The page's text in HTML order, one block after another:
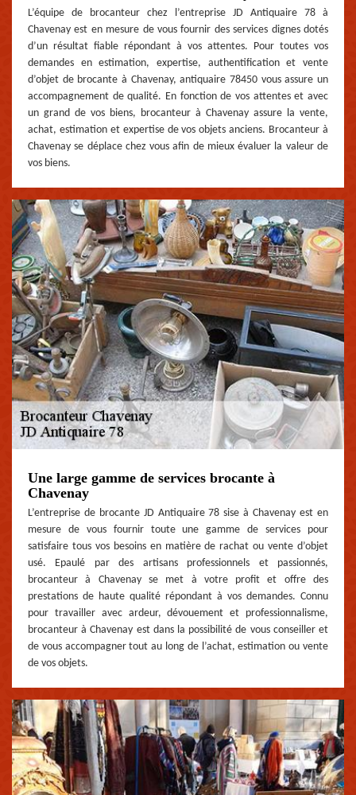
L’équipe de brocanteur chez l’entreprise JD Antiquaire 78 à
Chavenay est en mesure de vous fournir des services dignes dotés
d’un résultat fiable répondant à vos attentes. Pour toutes vos
demandes en estimation, expertise, authentification et vente
d’objet de brocante à Chavenay, antiquaire 78450 vous assure un
accompagnement de qualité. En fonction de vos attentes et avec
un grand de vos biens, brocanteur à Chavenay assure la vente,
achat, estimation et expertise de vos objets anciens. Brocanteur à
Chavenay se déplace chez vous afin de mieux évaluer la valeur de
vos biens.
Une large gamme de services brocante à
Chavenay
L’entreprise de brocante JD Antiquaire 78 sise à Chavenay est en
mesure de vous fournir toute une gamme de services pour
satisfaire tous vos besoins en matière de rachat ou vente d’objet
usé. Epaulé par des artisans professionnels et passionnés,
brocanteur à Chavenay se met à votre profit et offre des
prestations de haute qualité répondant à vos demandes. Connu
pour travailler avec ardeur, dévouement et professionnalisme,
brocanteur à Chavenay est dans la possibilité de vous conseiller et
de vous accompagner tout au long de l’achat, estimation ou vente
de vos objets.